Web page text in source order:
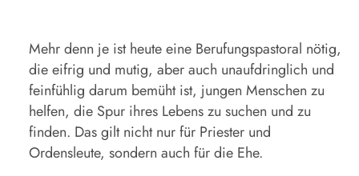
Mehr denn je ist heute eine Berufungspastoral nötig,
die eifrig und mutig, aber auch unaufdringlich und
feinfühlig darum bemüht ist, jungen Menschen zu
helfen, die Spur ihres Lebens zu suchen und zu
finden. Das gilt nicht nur für Priester und
Ordensleute, sondern auch für die Ehe.